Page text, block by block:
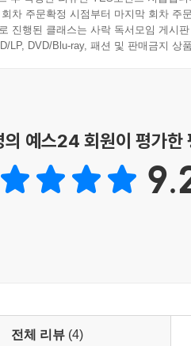
법을 알면
더욱 넓어집니다!
가 어렵습니다.
하는 내용은 그중에서도 가장
즉 걸음마 단계에 해당합니다.
있습니다.
는 풍경을 그릴 때는 반드시 자
차 주문확정 시점부터 마지막 회차 주
진행된 클래스는 사락 독서모임 게시
LP, DVD/Blu-ray, 패션 및 판매금지 상
의 예스24 회원이 평가한
전체 리뷰 (4)